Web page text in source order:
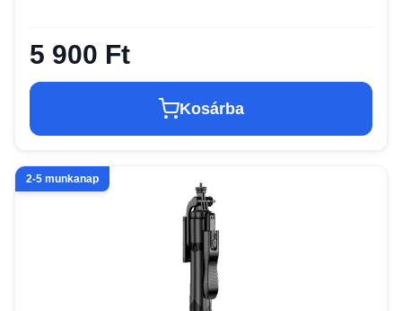
5 900 Ft
Kosárba
2-5 munkanap